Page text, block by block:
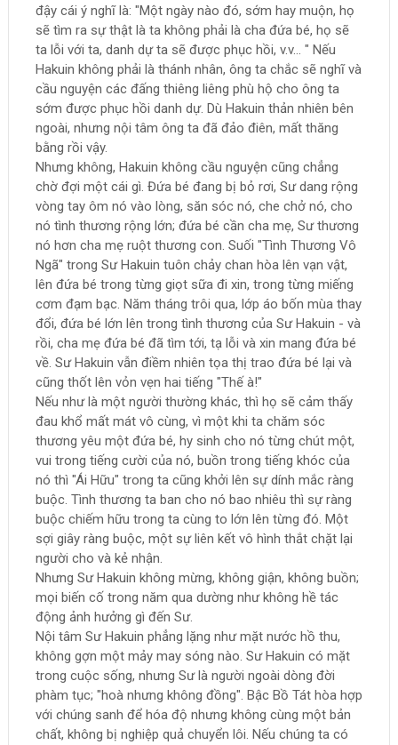
đậy cái ý nghĩ là: "Một ngày nào đó, sớm hay muộn, họ
sẽ tìm ra sự thật là ta không phải là cha đứa bé, họ sẽ
ta lỗi với ta, danh dự ta sẽ được phục hồi, v.v... " Nếu
Hakuin không phải là thánh nhân, ông ta chắc sẽ nghĩ và
cầu nguyện các đấng thiêng liêng phù hộ cho ông ta
sớm được phục hồi danh dự. Dù Hakuin thản nhiên bên
ngoài, nhưng nội tâm ông ta đã đảo điên, mất thăng
bằng rồi vậy.
Nhưng không, Hakuin không cầu nguyện cũng chẳng
chờ đợi một cái gì. Đứa bé đang bị bỏ rơi, Sư dang rộng
vòng tay ôm nó vào lòng, săn sóc nó, che chở nó, cho
nó tình thương rộng lớn; đứa bé cần cha mẹ, Sư thương
nó hơn cha mẹ ruột thương con. Suối "Tình Thương Vô
Ngã" trong Sư Hakuin tuôn chảy chan hòa lên vạn vật,
lên đứa bé trong từng giọt sữa đi xin, trong từng miếng
cơm đạm bạc. Năm tháng trôi qua, lớp áo bốn mùa thay
đổi, đứa bé lớn lên trong tình thương của Sư Hakuin - và
rồi, cha mẹ đứa bé đã tìm tới, tạ lỗi và xin mang đứa bé
về. Sư Hakuin vẫn điềm nhiên tọa thị trao đứa bé lại và
cũng thốt lên vỏn vẹn hai tiếng "Thế à!"
Nếu như là một người thường khác, thì họ sẽ cảm thấy
đau khổ mất mát vô cùng, vì một khi ta chăm sóc
thương yêu một đứa bé, hy sinh cho nó từng chút một,
vui trong tiếng cười của nó, buồn trong tiếng khóc của
nó thì "Ái Hữu" trong ta cũng khởi lên sự dính mắc ràng
buộc. Tình thương ta ban cho nó bao nhiêu thì sự ràng
buộc chiếm hữu trong ta cùng to lớn lên từng đó. Một
sợi giây ràng buộc, một sự liên kết vô hình thắt chặt lại
người cho và kẻ nhận.
Nhưng Sư Hakuin không mừng, không giận, không buồn;
mọi biến cố trong năm qua dường như không hề tác
động ảnh hưởng gì đến Sư.
Nội tâm Sư Hakuin phẳng lặng như mặt nước hồ thu,
không gợn một mảy may sóng nào. Sư Hakuin có mặt
trong cuộc sống, nhưng Sư là người ngoài dòng đời
phàm tục; "hoà nhưng không đồng". Bậc Bồ Tát hòa hợp
với chúng sanh để hóa độ nhưng không cùng một bản
chất, không bị nghiệp quả chuyển lôi. Nếu chúng ta có